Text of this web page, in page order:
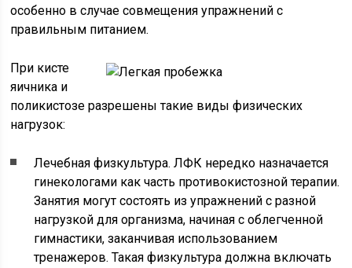
особенно в случае совмещения упражнений с
правильным питанием.
При кисте
яичника и
поликистозе разрешены такие виды физических
нагрузок:
Лечебная физкультура. ЛФК нередко назначается
гинекологами как часть противокистозной терапии.
Занятия могут состоять из упражнений с разной
нагрузкой для организма, начиная с облегченной
гимнастики, заканчивая использованием
тренажеров. Такая физкультура должна включать